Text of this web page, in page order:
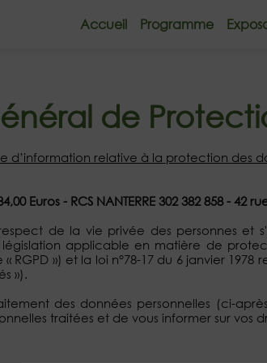
Accueil Programme
de
d’information relative à la protection des
Euros - RCS NANTERRE 302 382 858 -
de la vie privée des personnes
applicable en matière de
RGPD ») et la loi n°78-17 du 6 janvier
»).
des données personnelles (ci-
traitées et de vous informer sur vos